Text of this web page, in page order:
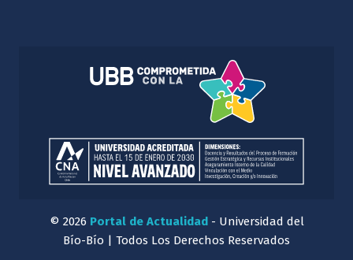
© 2026 Portal de Actualidad- Universidad del
Bío-Bío | Todos Los Derechos Reservados